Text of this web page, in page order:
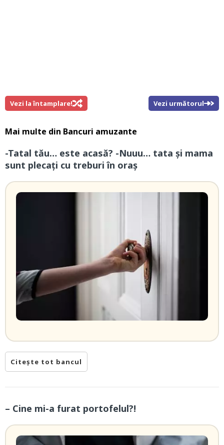
Vezi la întamplare! Vezi următorul
Mai multe din Bancuri amuzante
-Tatal tău… este acasă? -Nuuu… tata și mama
sunt plecați cu treburi în oraș
Citește tot bancul
– Cine mi-a furat portofelul?!